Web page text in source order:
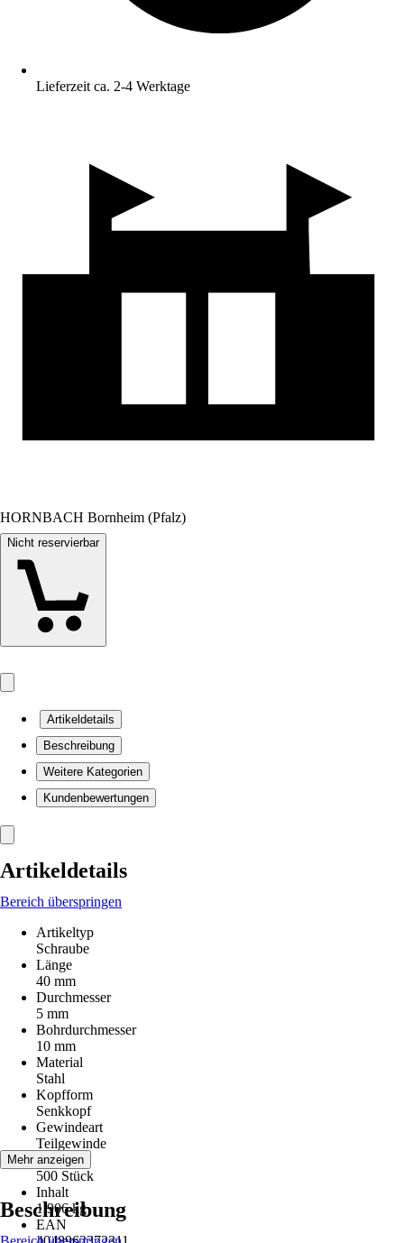
Lieferzeit ca. 2-4 Werktage
HORNBACH Bornheim (Pfalz)
Nicht reservierbar
Artikeldetails
Beschreibung
Weitere Kategorien
Kundenbewertungen
Artikeldetails
Bereich überspringen
Artikeltyp
Schraube
Länge
40 mm
Durchmesser
5 mm
Bohrdurchmesser
10 mm
Material
Stahl
Kopfform
Senkkopf
Gewindeart
Teilgewinde
Inhalt
500 Stück
Inhalt
1,906 kg
EAN
Mehr anzeigen
Beschreibung